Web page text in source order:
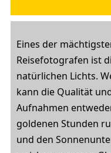
Eines der
Reisefotografen ist
natürlichen Lichts.
kann die Qualität
Aufnahmen
goldenen Stunden
und den